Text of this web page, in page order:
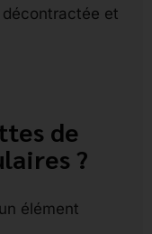
et
de
?
élément